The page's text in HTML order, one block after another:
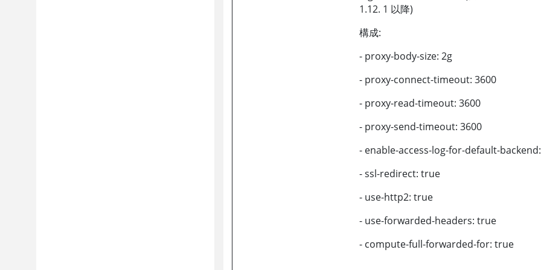
1.12. 1 以降)
構成:
- proxy-body-size: 2g
- proxy-connect-timeout: 3600
- proxy-read-timeout: 3600
- proxy-send-timeout: 3600
- enable-access-log-for-default-
- ssl-redirect: true
- use-http2: true
- use-forwarded-headers: true
- compute-full-forwarded-for: true